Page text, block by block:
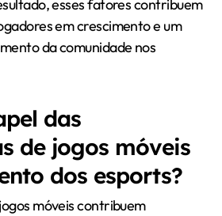
esses fatores contribuem
em crescimento e um
da comunidade nos
das
de jogos móveis
dos esports?
móveis contribuem